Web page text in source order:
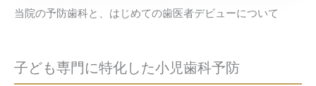
当院の予防歯科と、はじめての歯医者デビューについて
子ども専門に特化した小児歯科予防